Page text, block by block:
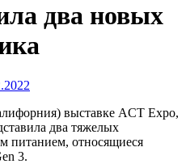
два новых
выставке ACT Expo,
два тяжелых
питанием, относящиеся
3.